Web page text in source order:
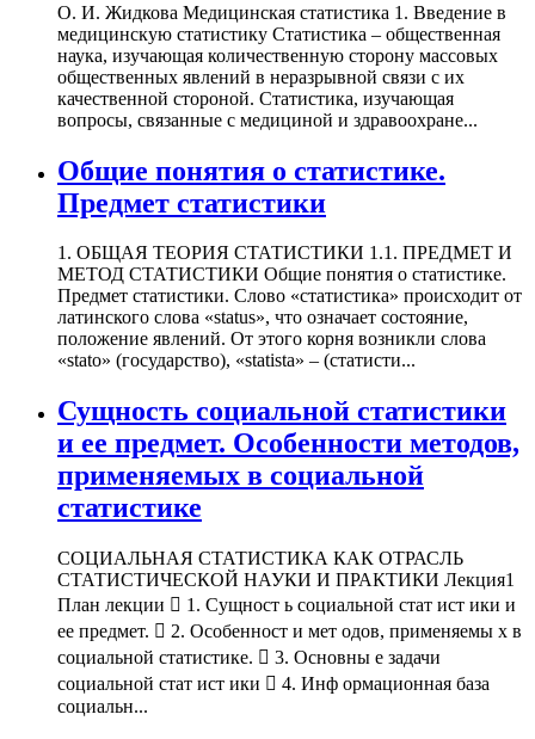
О. И. Жидкова Медицинская статистика 1. Введение в
медицинскую статистику Статистика – общественная
наука, изучающая количественную сторону массовых
общественных явлений в неразрывной связи с их
качественной стороной. Статистика, изучающая
вопросы, связанные с медициной и здравоохране...
Общие понятия о статистике.
Предмет статистики
1. ОБЩАЯ ТЕОРИЯ СТАТИСТИКИ 1.1. ПРЕДМЕТ И
МЕТОД СТАТИСТИКИ Общие понятия о статистике.
Предмет статистики. Слово «статистика» происходит от
латинского слова «status», что означает состояние,
положение явлений. От этого корня возникли слова
«stato» (государство), «statista» – (статисти...
Сущность социальной статистики
и ее предмет. Особенности методов,
применяемых в социальной
статистике
СОЦИАЛЬНАЯ СТАТИСТИКА КАК ОТРАСЛЬ
СТАТИСТИЧЕСКОЙ НАУКИ И ПРАКТИКИ Лекция1
План лекции  1. Сущност ь социальной стат ист ики и
ее предмет.  2. Особенност и мет одов, применяемы х в
социальной статистике.  3. Основны е задачи
социальной стат ист ики  4. Инф ормационная база
социальн...